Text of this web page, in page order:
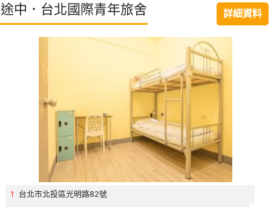
直接跟飯店訂房
途中．台北國際青年旅舍 詳細資料
⫯ 台北市北投區光明路82號